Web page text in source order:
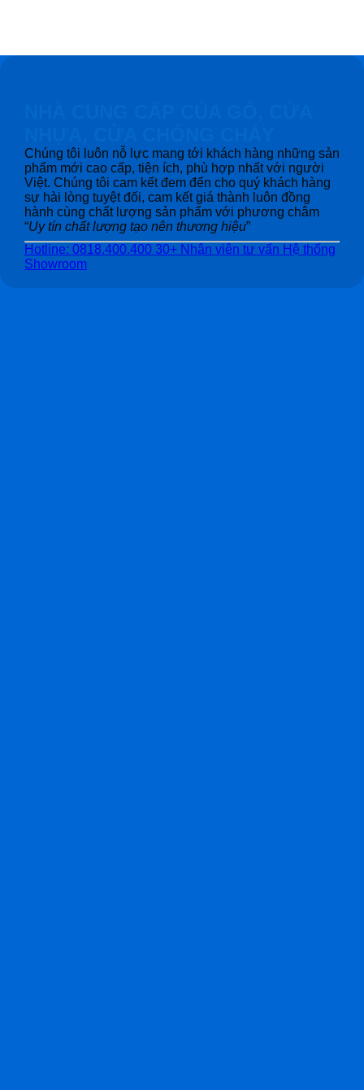
Chúng tôi luôn nỗ lực mang tới khách hàng những sản
phẩm mới cao cấp, tiện ích, phù hợp nhất với người
Việt. Chúng tôi cam kết đem đến cho quý khách hàng
sự hài lòng tuyệt đối, cam kết giá thành luôn đồng
hành cùng chất lượng sản phẩm với phương châm
“Uy tín chất lượng tạo nên thương hiệu”
Hotline: 0818.400.400 30+ Nhân viên tư vấn Hệ thống
Showroom